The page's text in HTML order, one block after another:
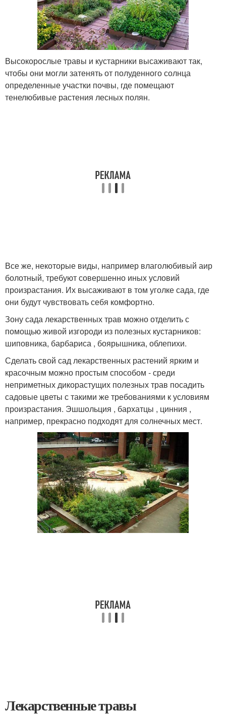
Высокорослые травы и кустарники высаживают так,
чтобы они могли затенять от полуденного солнца
определенные участки почвы, где помещают
тенелюбивые растения лесных полян.
Все же, некоторые виды, например влаголюбивый аир
болотный, требуют совершенно иных условий
произрастания. Их высаживают в том уголке сада, где
они будут чувствовать себя комфортно.
Зону сада лекарственных трав можно отделить с
помощью живой изгороди из полезных кустарников:
шиповника, барбариса , боярышника, облепихи.
Сделать свой сад лекарственных растений ярким и
красочным можно простым способом - среди
неприметных дикорастущих полезных трав посадить
садовые цветы с такими же требованиями к условиям
произрастания. Эшшольция , бархатцы , цинния ,
например, прекрасно подходят для солнечных мест.
Лекарственные травы